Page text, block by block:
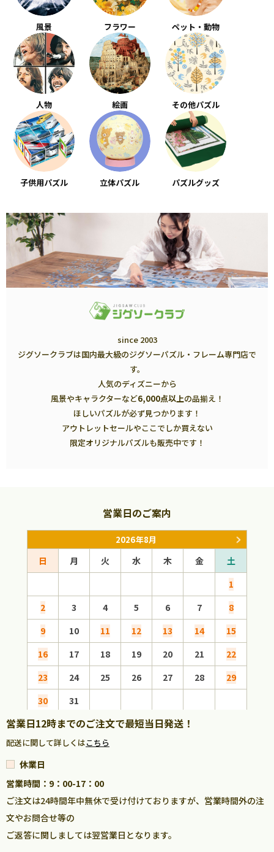
風景 フラワー ペット・動物
人物 絵画 その他パズル
子供用パズル 立体パズル パズルグッズ
since 2003
ジグソークラブは国内最大級のジグソーパズル・フレーム専門店で
す。
人気のディズニーから
風景やキャラクターなど6,000点以上の品揃え！
ほしいパズルが必ず見つかります！
アウトレットセールやここでしか買えない
限定オリジナルパズルも販売中です！
営業日のご案内
2026年8月
日 月 火 水 木 金
土
1
2
3 4 5 6 7
8
9
10 11 12 13 14
15
16
17 18 19 20 21
22
23
24 25 26 27 28
29
30
31
営業日12時までのご注文で最短当日発送！
配送に関して詳しくはこちら
休業日
営業時間：9：00-17：00
ご注文は24時間年中無休で受け付けておりますが、営業時間外の注
文やお問合せ等の
ご返答に関しましては翌営業日となります。